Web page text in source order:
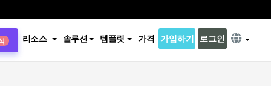
리소스 솔루션 템플릿 가격 가입하기 로그인